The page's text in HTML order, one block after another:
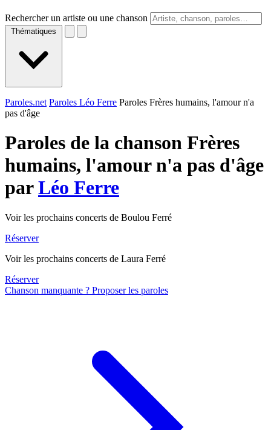
Rechercher un artiste ou une chanson
Thématiques
Paroles.net Paroles Léo Ferre Paroles Frères humains, l'amour n'a
pas d'âge
Paroles de la chanson Frères
humains, l'amour n'a pas d'âge
parLéo Ferre
Voir les prochains concerts de Boulou Ferré
Réserver
Voir les prochains concerts de Laura Ferré
Réserver
Chanson manquante ? Proposer les paroles